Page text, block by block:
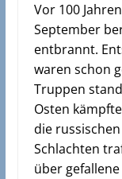
Vor 100
September
entbrannt.
waren schon
Truppen
Osten
die
Schlachten
über